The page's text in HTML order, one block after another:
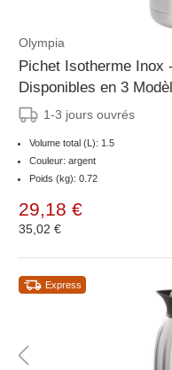
Olympia
Pichet Isotherme Inox
Disponibles en 3
1-3 jours ouvrés
Volume total (L): 1.5
Couleur: argent
Poids (kg): 0.72
29,18 €
35,02 €
Express